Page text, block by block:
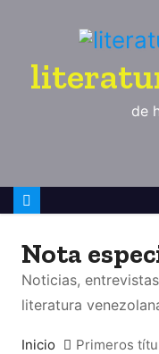
l
c
de
Nota
Noticias,
literatura
Inicio Primeros